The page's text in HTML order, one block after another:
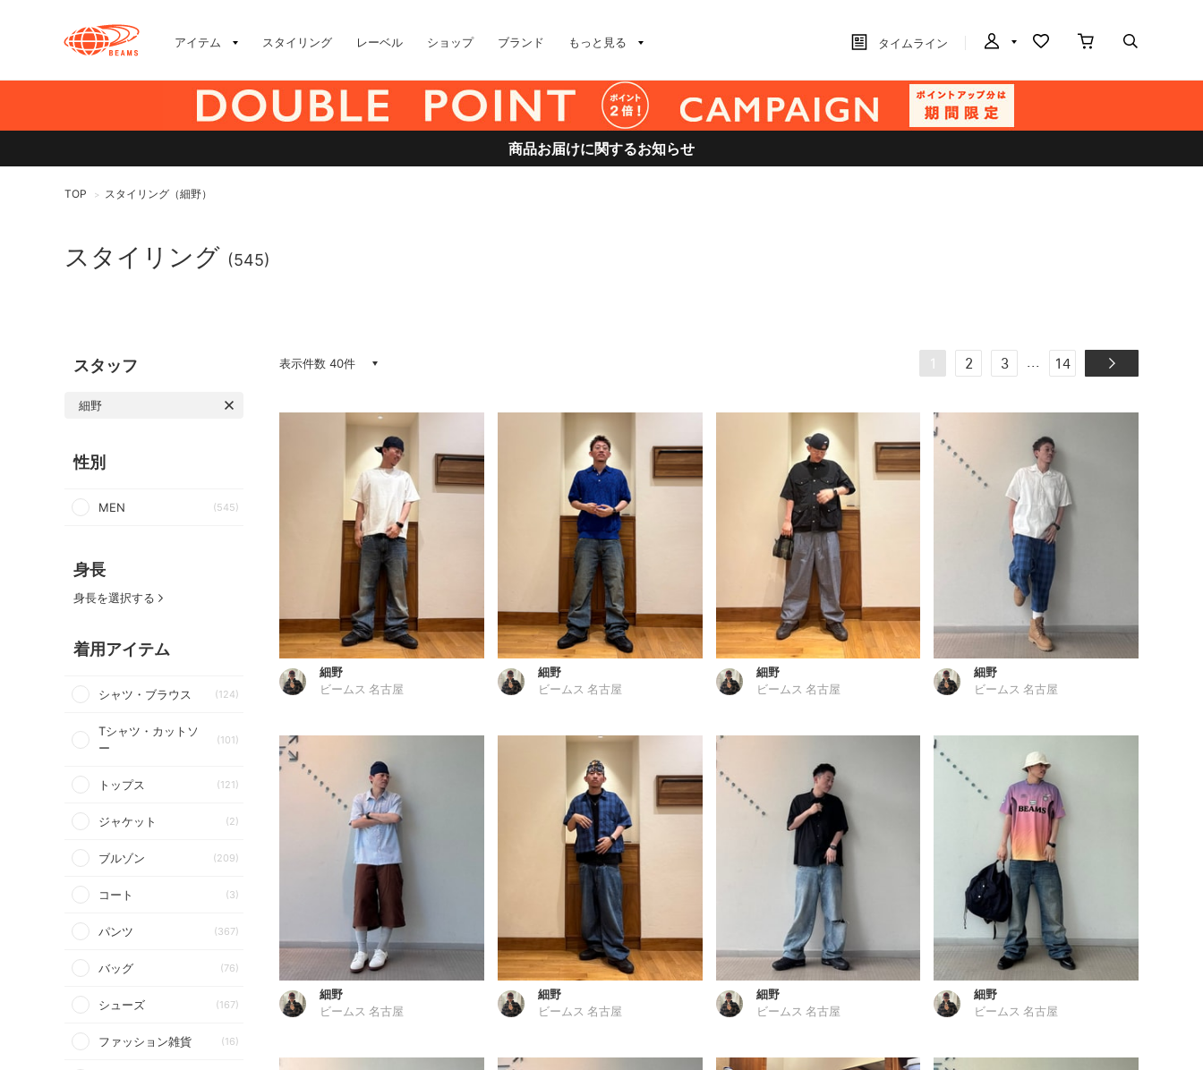
アイテム スタイリング レーベル ショップ ブランド もっと見る タイムライン
商品お届けに関するお知らせ
TOP > スタイリング（細野）
スタイリング (545)
スタッフ
細野
性別
MEN (545)
身長
身長を選択する
着用アイテム
シャツ・ブラウス (124)
Tシャツ・カットソ
ー
(101)
トップス (121)
ジャケット (2)
ブルゾン (209)
コート (3)
パンツ (367)
バッグ (76)
シューズ (167)
ファッション雑貨 (16)
表示件数 40件 1 2 3 ... 14
細野
ビームス 名古屋
細野
ビームス 名古屋
細野
ビームス 名古屋
細野
ビームス 名古屋
細野
ビームス 名古屋
細野
ビームス 名古屋
細野
ビームス 名古屋
細野
ビームス 名古屋